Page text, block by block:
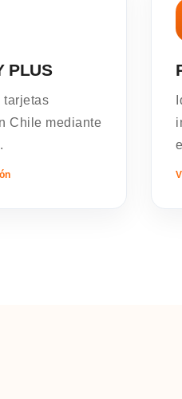
PLUS
tarjetas
Chile mediante